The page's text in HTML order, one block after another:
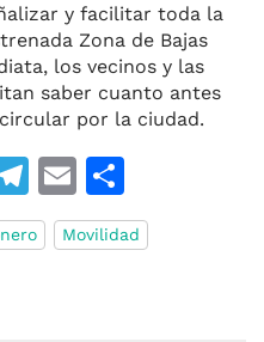
y facilitar toda la
Zona de Bajas
los vecinos y las
saber cuanto antes
por la ciudad.
T
el
e
E
m
ai
o
m
Movilidad